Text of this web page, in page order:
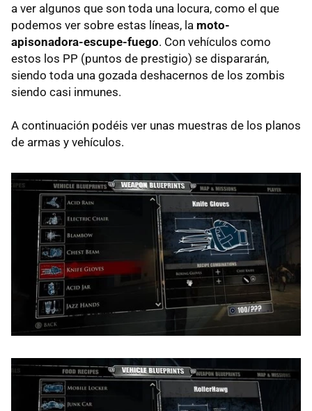
a ver algunos que son toda una locura, como el que
podemos ver sobre estas líneas, la moto-
apisonadora-escupe-fuego. Con vehículos como
estos los PP (puntos de prestigio) se dispararán,
siendo toda una gozada deshacernos de los zombis
siendo casi inmunes.
A continuación podéis ver unas muestras de los planos
de armas y vehículos.